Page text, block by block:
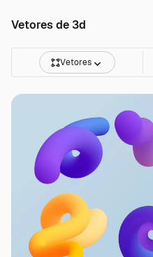
Vetores de 3d
Vetores